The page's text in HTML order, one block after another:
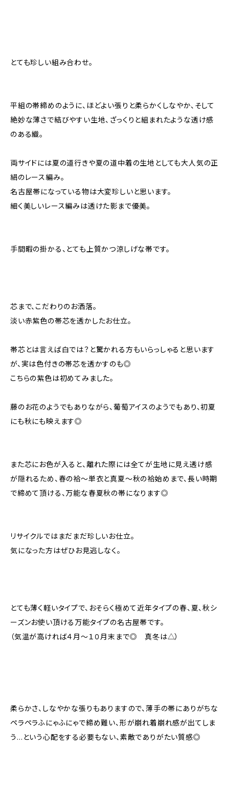
とても珍しい組み合わせ。
平組の帯締めのように、ほどよい張りと柔らかくしなやか、そして
絶妙な薄さで結びやすい生地、ざっくりと組まれたような透け感
のある織。
両サイドには夏の道行きや夏の道中着の生地としても大人気の正
絹のレース編み。
名古屋帯になっている物は大変珍しいと思います。
細く美しいレース編みは透けた影まで優美。
手間暇の掛かる、とても上質かつ涼しげな帯です。
芯まで、こだわりのお洒落。
淡い赤紫色の帯芯を透かしたお仕立。
帯芯とは言えば白では？と驚かれる方もいらっしゃると思います
が、実は色付きの帯芯を透かすのも◎
こちらの紫色は初めてみました。
藤のお花のようでもありながら、葡萄アイスのようでもあり、初夏
にも秋にも映えます◎
また芯にお色が入ると、離れた際には全てが生地に見え透け感
が隠れるため、春の袷〜単衣と真夏〜秋の袷始めまで、長い時期
で締めて頂ける、万能な春夏秋の帯になります◎
リサイクルではまだまだ珍しいお仕立。
気になった方はぜひお見逃しなく。
とても薄く軽いタイプで、おそらく極めて近年タイプの春、夏、秋シ
ーズンお使い頂ける万能タイプの名古屋帯です。
（気温が高ければ４月〜１０月末まで◎ 真冬は△）
柔らかさ、しなやかな張りもありますので、薄手の帯にありがちな
ペラペラふにゃふにゃで締め難い、形が崩れ着崩れ感が出てしま
う…という心配をする必要もない、素敵でありがたい質感◎